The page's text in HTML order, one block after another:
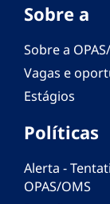
Sobre a
Sobre a
Vagas e
Estágios
Políticas
Alerta -
OPAS/OMS